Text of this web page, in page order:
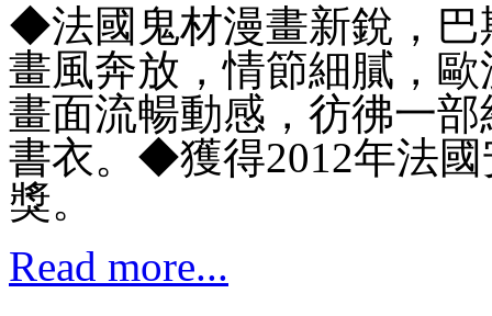
◆法國鬼材漫畫新銳，巴
畫風奔放，情節細膩，
畫面流暢動感，彷彿一
書衣。 ◆獲得2012年法
獎。
Read more...